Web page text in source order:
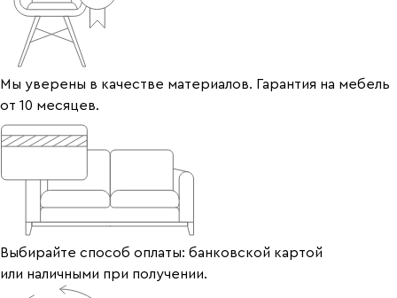
Мы уверены в качестве материалов. Гарантия на мебель
от 10 месяцев.
Выбирайте способ оплаты: банковской картой
или наличными при получении.